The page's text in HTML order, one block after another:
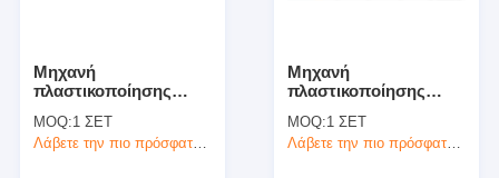
Μηχανή
πλαστικοποίησης
διπλής όψης με την
καλύτερη τιμή
MOQ:1 ΣΕΤ
Λάβετε την πιο πρόσφατη τιμή
Μηχανή
πλαστικοποίησης
υψηλής αξίας
MOQ:1 ΣΕΤ
Λάβετε την πιο πρόσφατη τιμή